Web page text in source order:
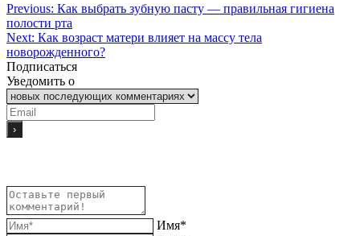
Previous: Как выбрать зубную пасту — правильная гигиена
полости рта
Next: Как возраст матери влияет на массу тела
новорожденного?
Подписаться
Уведомить о
Имя*